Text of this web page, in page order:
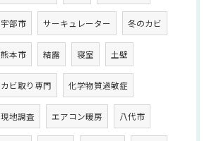
宇部市 サーキュレーター 冬のカビ
熊本市 結露 寝室 土壁
カビ取り専門 化学物質過敏症
現地調査 エアコン暖房 八代市